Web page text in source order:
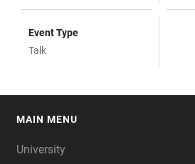
Event Type
Talk
MAIN MENU
University